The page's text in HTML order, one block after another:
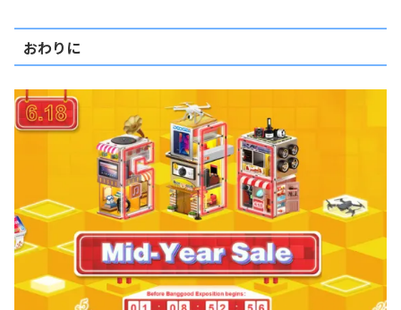
おわりに